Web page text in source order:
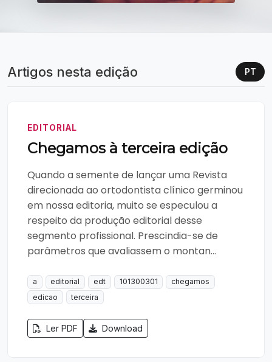
Artigos nesta edição PT
EDITORIAL
Chegamos à terceira edição
Quando a semente de lançar uma Revista
direcionada ao ortodontista clínico germinou
em nossa editoria, muito se especulou a
respeito da produção editorial desse
segmento profissional. Prescindia-se de
parâmetros que avaliassem o montan...
a editorial edt 101300301
chegamos
edicao
terceira
Ler PDF Download